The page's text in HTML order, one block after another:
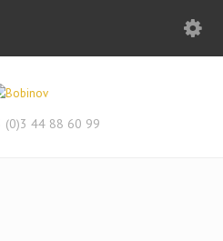
(0)3 44 88 60 99